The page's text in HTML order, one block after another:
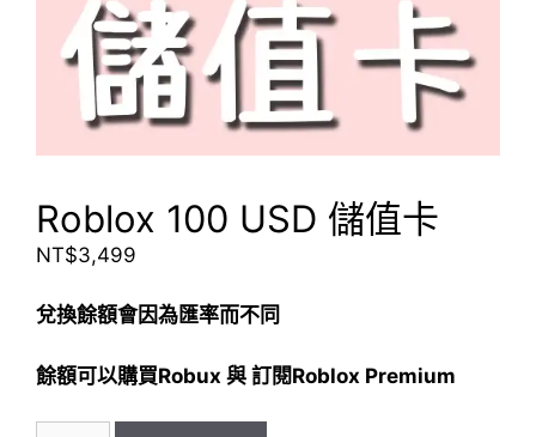
Roblox 100 USD 儲值卡
NT$3,499
兌換餘額會因為匯率而不同
餘額可以購買Robux 與 訂閱Roblox Premium